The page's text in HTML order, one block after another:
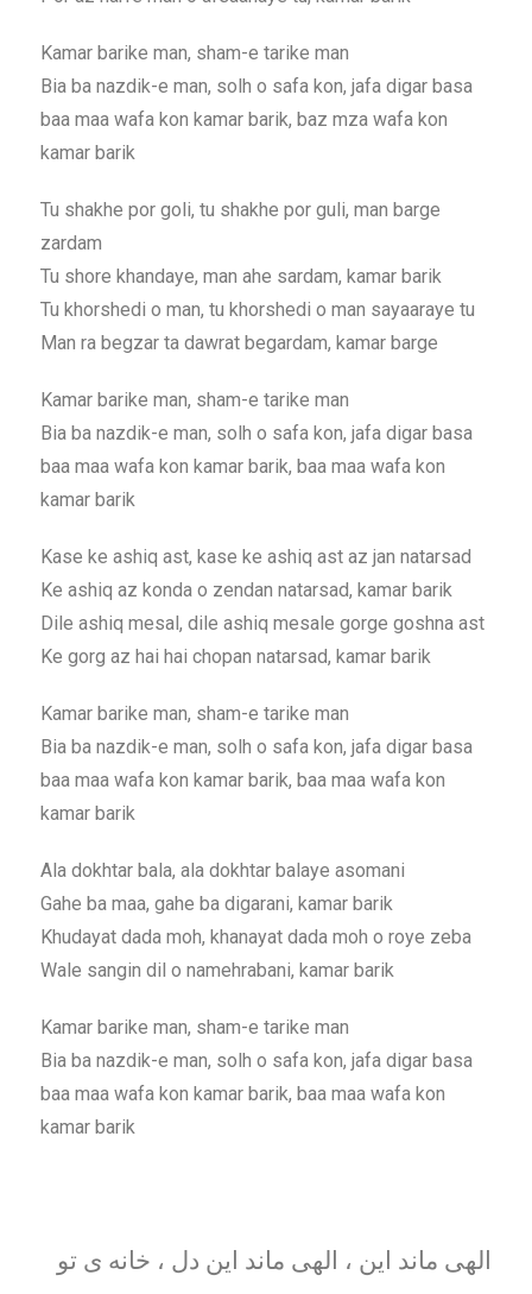
Kamar barike man, sham-e tarike man
Bia ba nazdik-e man, solh o safa kon, jafa digar basa
baa maa wafa kon kamar barik, baz mza wafa kon
kamar barik
Tu shakhe por goli, tu shakhe por guli, man barge
zardam
Tu shore khandaye, man ahe sardam, kamar barik
Tu khorshedi o man, tu khorshedi o man sayaaraye tu
Man ra begzar ta dawrat begardam, kamar barge
Kamar barike man, sham-e tarike man
Bia ba nazdik-e man, solh o safa kon, jafa digar basa
baa maa wafa kon kamar barik, baa maa wafa kon
kamar barik
Kase ke ashiq ast, kase ke ashiq ast az jan natarsad
Ke ashiq az konda o zendan natarsad, kamar barik
Dile ashiq mesal, dile ashiq mesale gorge goshna ast
Ke gorg az hai hai chopan natarsad, kamar barik
Kamar barike man, sham-e tarike man
Bia ba nazdik-e man, solh o safa kon, jafa digar basa
baa maa wafa kon kamar barik, baa maa wafa kon
kamar barik
Ala dokhtar bala, ala dokhtar balaye asomani
Gahe ba maa, gahe ba digarani, kamar barik
Khudayat dada moh, khanayat dada moh o roye zeba
Wale sangin dil o namehrabani, kamar barik
Kamar barike man, sham-e tarike man
Bia ba nazdik-e man, solh o safa kon, jafa digar basa
baa maa wafa kon kamar barik, baa maa wafa kon
kamar barik
الهی ماند این ، الهی ماند این دل ، خانه ی تو